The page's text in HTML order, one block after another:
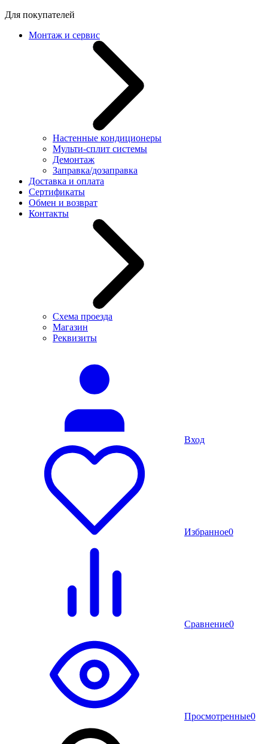
Для покупателей
Монтаж и сервис
Настенные кондиционеры
Мульти-сплит системы
Демонтаж
Заправка/дозаправка
Доставка и оплата
Сертификаты
Обмен и возврат
Контакты
Схема проезда
Магазин
Реквизиты
Вход
Избранное0
Сравнение0
Просмотренные0